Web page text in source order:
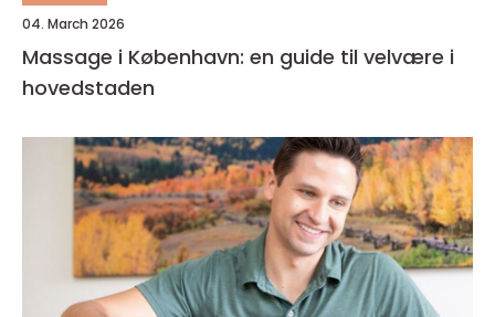
04. March 2026
Massage i København: en guide til velvære i
hovedstaden